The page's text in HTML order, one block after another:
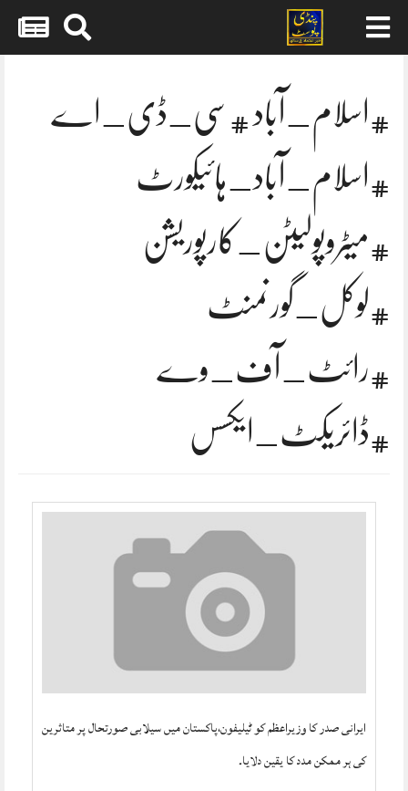
#اسلام_آباد #سی_ڈی_اے
#اسلام_آباد_ہائیکورٹ
#میٹروپولیٹن_کارپوریشن
#لوکل_گورنمنٹ
#رائٹ_آف_وے
#ڈائریکٹ_ایکسس
ایرانی صدر کا وزیراعظم کو ٹیلیفون،پاکستان میں سیلابی صورتحال پر متاثرین
کی ہر ممکن مدد کا یقین دلایا۔